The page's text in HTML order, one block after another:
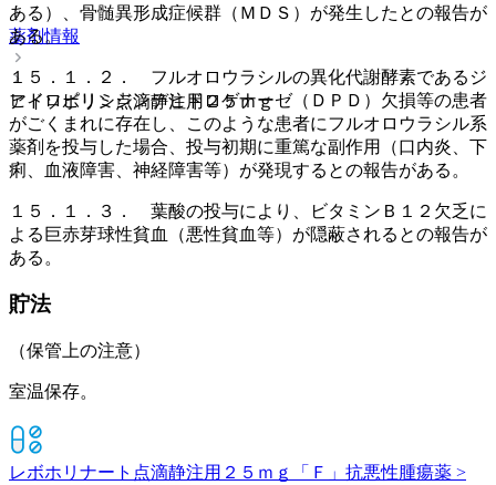
薬剤情報
アイソボリン点滴静注用２５ｍｇ
ある）、骨髄異形成症候群（ＭＤＳ）が発生したとの報告が
ある。
１５．１．２． フルオロウラシルの異化代謝酵素であるジ
ヒドロピリミジンデヒドロゲナーゼ（ＤＰＤ）欠損等の患者
がごくまれに存在し、このような患者にフルオロウラシル系
薬剤を投与した場合、投与初期に重篤な副作用（口内炎、下
痢、血液障害、神経障害等）が発現するとの報告がある。
１５．１．３． 葉酸の投与により、ビタミンＢ１２欠乏に
よる巨赤芽球性貧血（悪性貧血等）が隠蔽されるとの報告が
ある。
貯法
（保管上の注意）
室温保存。
レボホリナート点滴静注用２５ｍｇ「Ｆ」 抗悪性腫瘍薬 >